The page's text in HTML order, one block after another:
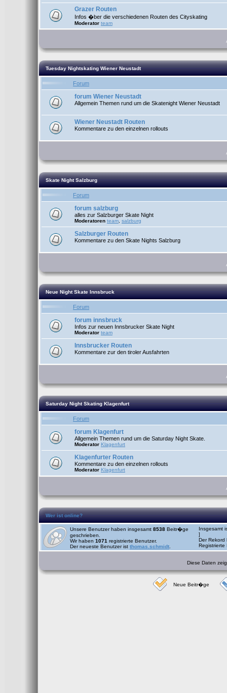
Grazer Routen
Infos �ber die verschiedenen Routen des Cityskating
Moderator team
Tuesday Nightskating Wiener Neustadt
Forum
forum Wiener Neustadt
Allgemein Themen rund um die Skatenight Wiener Neustadt
Wiener Neustadt Routen
Kommentare zu den einzelnen rollouts
Skate Night Salzburg
Forum
forum salzburg
alles zur Salzburger Skate Night
Moderatoren team salzburg
Salzburger Routen
Kommentare zu den Skate Nights Salzburg
Neue Night Skate Innsbruck
Forum
forum innsbruck
Infos zur neuen Innsbrucker Skate Night
Moderator team
Innsbrucker Routen
Kommentare zur den tiroler Ausfahrten
Saturday Night Skating Klagenfurt
Forum
forum Klagenfurt
Allgemein Themen rund um die Saturday Night Skate.
Moderator Klagenfurt
Klagenfurter Routen
Kommentare zu den einzelnen rollouts
Moderator Klagenfurt
Wer ist online?
Unsere Benutzer haben insgesamt 8538 Beitr�ge
geschrieben.
Wir haben 1071 registrierte Benutzer.
Der neueste Benutzer ist thomas.schmidt
Insgesamt
]
Der
Registrierte
Diese Daten
Neue Beitr�ge